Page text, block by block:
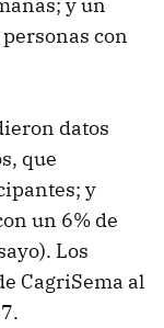
con
datos
que
y
un 6% de
Los
CagriSema al